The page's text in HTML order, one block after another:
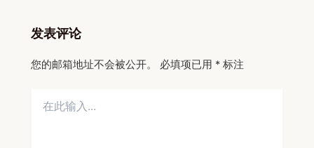
发表评论
您的邮箱地址不会被公开。 必填项已用 * 标注